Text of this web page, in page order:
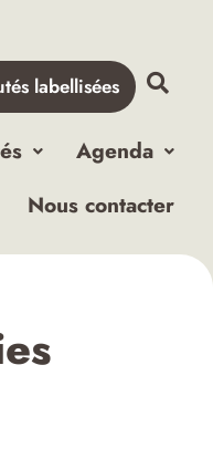
labellisées
Agenda
Nous contacter